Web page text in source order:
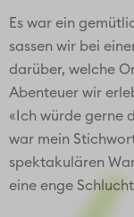
Es war ein
sassen wir bei
darüber, welche
Abenteuer wir
«Ich würde gerne
war mein
spektakulären
eine enge